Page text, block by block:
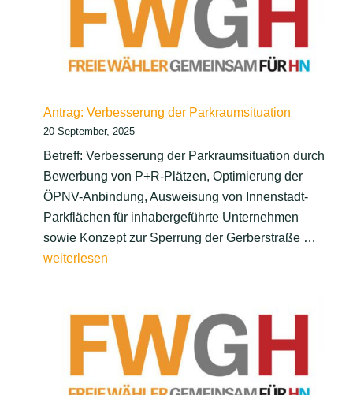
der
Verkehrsbetriebe
Antrag: Verbesserung der Parkraumsituation
20 September, 2025
Betreff: Verbesserung der Parkraumsituation durch
Bewerbung von P+R-Plätzen, Optimierung der
ÖPNV-Anbindung, Ausweisung von Innenstadt-
Parkflächen für inhabergeführte Unternehmen
sowie Konzept zur Sperrung der Gerberstraße …
weiterlesen